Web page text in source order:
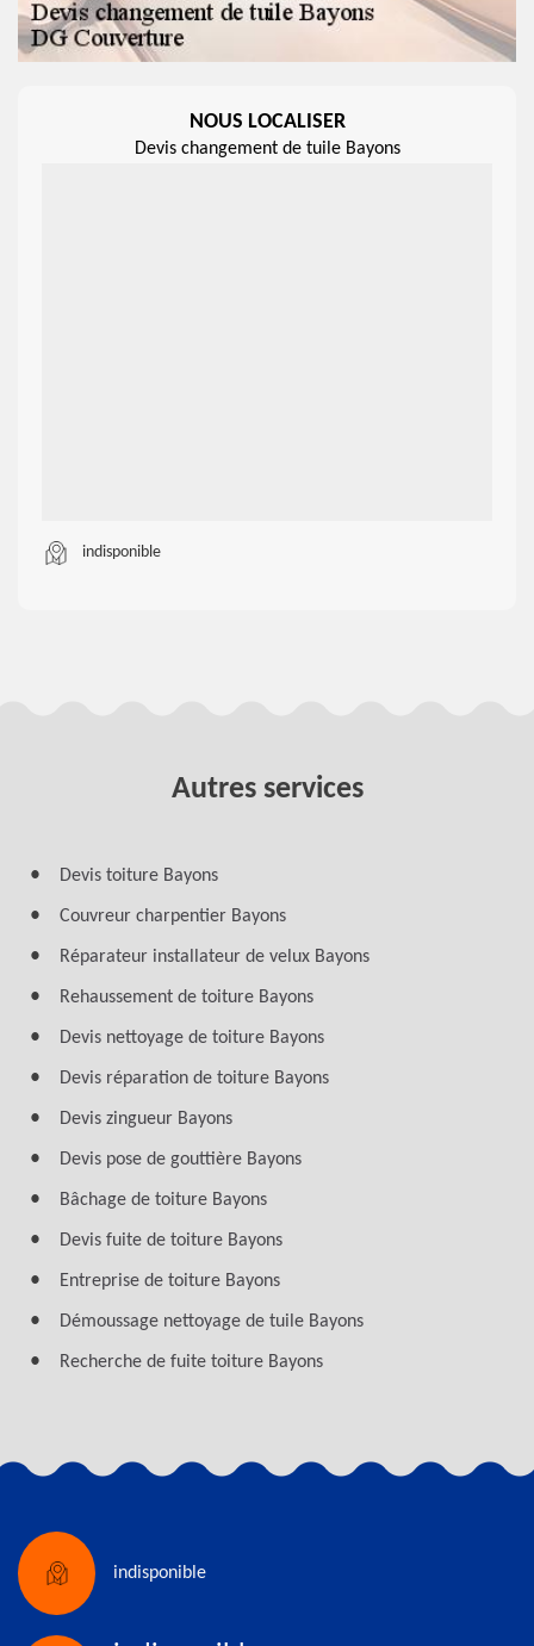
NOUS LOCALISER
Devis changement de tuile Bayons
indisponible
Autres services
Devis toiture Bayons
Couvreur charpentier Bayons
Réparateur installateur de velux Bayons
Rehaussement de toiture Bayons
Devis nettoyage de toiture Bayons
Devis réparation de toiture Bayons
Devis zingueur Bayons
Devis pose de gouttière Bayons
Bâchage de toiture Bayons
Devis fuite de toiture Bayons
Entreprise de toiture Bayons
Démoussage nettoyage de tuile Bayons
Recherche de fuite toiture Bayons
indisponible